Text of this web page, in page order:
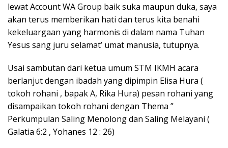
lewat Account WA Group baik suka maupun duka, saya
akan terus memberikan hati dan terus kita benahi
kekeluargaan yang harmonis di dalam nama Tuhan
Yesus sang juru selamat’ umat manusia, tutupnya.
Usai sambutan dari ketua umum STM IKMH acara
berlanjut dengan ibadah yang dipimpin Elisa Hura (
tokoh rohani , bapak A, Rika Hura) pesan rohani yang
disampaikan tokoh rohani dengan Thema ”
Perkumpulan Saling Menolong dan Saling Melayani (
Galatia 6:2 , Yohanes 12 : 26)